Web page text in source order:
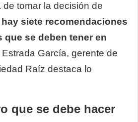
de tomar la decisión de
hay siete recomendaciones
que se deben tener en
García, gerente de
Raíz destaca lo
que se debe hacer